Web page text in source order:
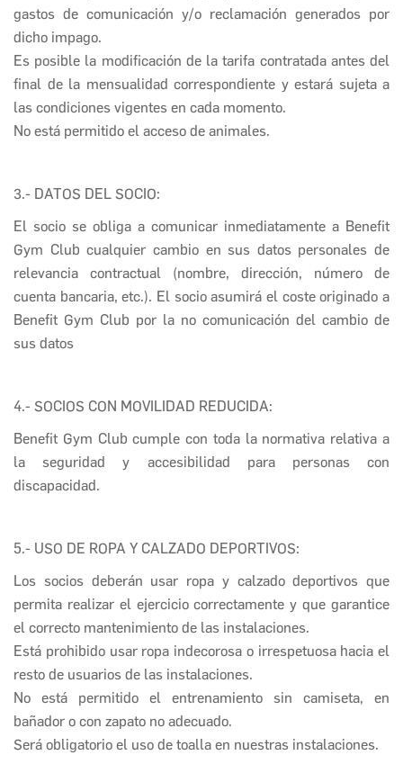
gastos de comunicación y/o reclamación generados por
dicho impago.
Es posible la modificación de la tarifa contratada antes del
final de la mensualidad correspondiente y estará sujeta a
las condiciones vigentes en cada momento.
No está permitido el acceso de animales.
3.- DATOS DEL SOCIO:
El socio se obliga a comunicar inmediatamente a Benefit
Gym Club cualquier cambio en sus datos personales de
relevancia contractual (nombre, dirección, número de
cuenta bancaria, etc.). El socio asumirá el coste originado a
Benefit Gym Club por la no comunicación del cambio de
sus datos
4.- SOCIOS CON MOVILIDAD REDUCIDA:
Benefit Gym Club cumple con toda la normativa relativa a
la seguridad y accesibilidad para personas con
discapacidad.
5.- USO DE ROPA Y CALZADO DEPORTIVOS:
Los socios deberán usar ropa y calzado deportivos que
permita realizar el ejercicio correctamente y que garantice
el correcto mantenimiento de las instalaciones.
Está prohibido usar ropa indecorosa o irrespetuosa hacia el
resto de usuarios de las instalaciones.
No está permitido el entrenamiento sin camiseta, en
bañador o con zapato no adecuado.
Será obligatorio el uso de toalla en nuestras instalaciones.